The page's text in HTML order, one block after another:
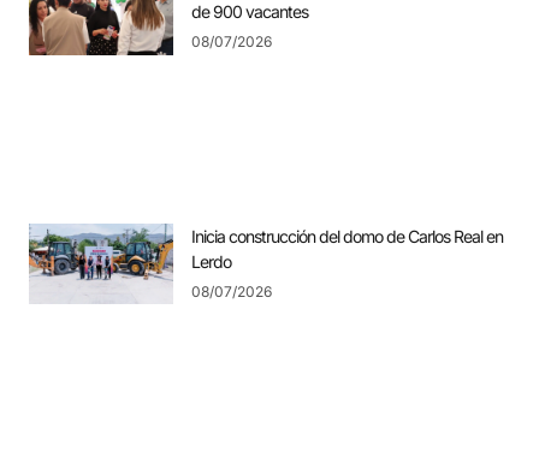
de 900 vacantes
08/07/2026
Inicia construcción del domo de Carlos Real en
Lerdo
08/07/2026